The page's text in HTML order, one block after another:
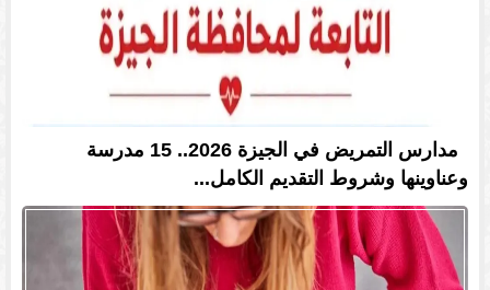
مدارس التمريض في الجيزة 2026.. 15 مدرسة
وعناوينها وشروط التقديم الكامل...